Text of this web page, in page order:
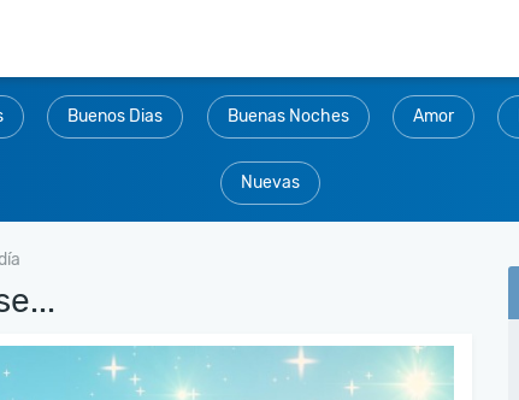
Buenos Dias Buenas Noches Amor
Nuevas